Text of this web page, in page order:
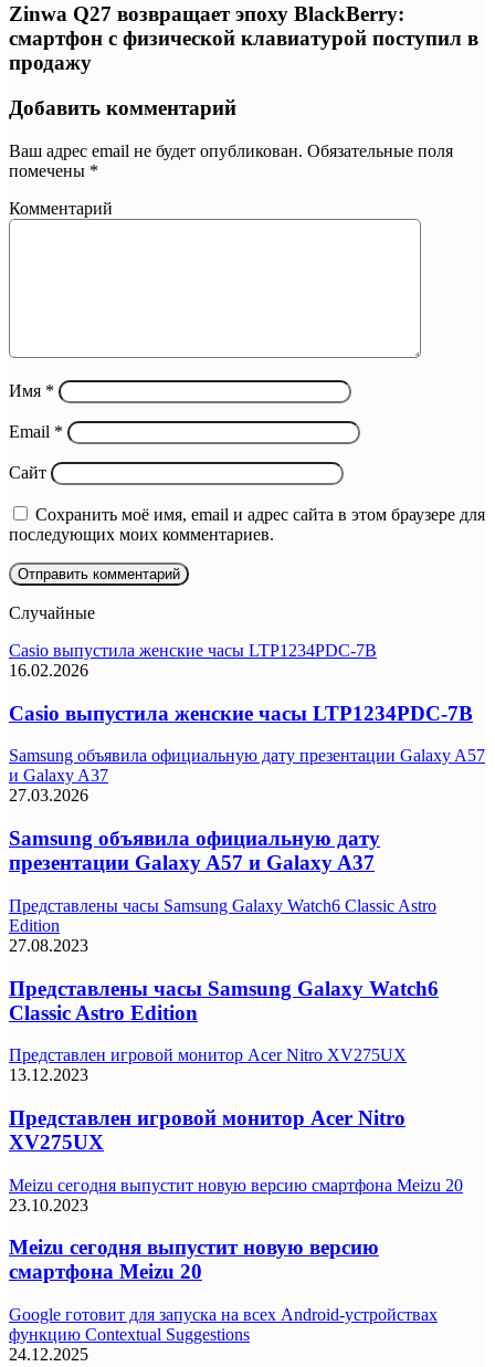
Zinwa Q27 возвращает эпоху BlackBerry:
смартфон с физической клавиатурой поступил в
продажу
Добавить комментарий
Ваш адрес email не будет опубликован. Обязательные поля
помечены *
Комментарий
Имя *
Email *
Сайт
Сохранить моё имя, email и адрес сайта в этом браузере для
последующих моих комментариев.
Случайные
Casio выпустила женские часы LTP1234PDC-7B
16.02.2026
Casio выпустила женские часы LTP1234PDC-7B
Samsung объявила официальную дату презентации Galaxy A57
и Galaxy A37
27.03.2026
Samsung объявила официальную дату
презентации Galaxy A57 и Galaxy A37
Представлены часы Samsung Galaxy Watch6 Classic Astro
Edition
27.08.2023
Представлены часы Samsung Galaxy Watch6
Classic Astro Edition
Представлен игровой монитор Acer Nitro XV275UX
13.12.2023
Представлен игровой монитор Acer Nitro
XV275UX
Meizu сегодня выпустит новую версию смартфона Meizu 20
23.10.2023
Meizu сегодня выпустит новую версию
смартфона Meizu 20
Google готовит для запуска на всех Android-устройствах
функцию Contextual Suggestions
24.12.2025